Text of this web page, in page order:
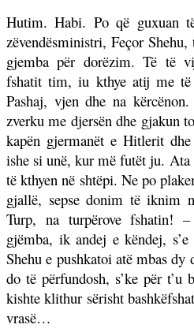
Hutim. Habi. Po që guxuan
zëvendësministri, Feçor
gjemba për dorëzim. Të të
fshatit tim, iu kthye atij me
Pashaj, vjen dhe na
zverku me djersën dhe gjakun
kapën gjermanët e Hitlerit
ishe si unë, kur më futët ju. Ata
të kthyen në shtëpi. Ne po
gjallë, sepse donim të iknim
Turp, na turpërove fshatin!
gjëmba, ik andej e këndej,
Shehu e pushkatoi atë mbas dy
do të përfundosh, s’ke për t’u
kishte klithur sërisht
vrasë…